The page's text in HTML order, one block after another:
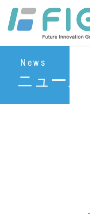
News
ニュース